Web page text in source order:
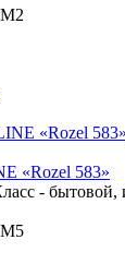
«Rozel 583»
- бытовой,